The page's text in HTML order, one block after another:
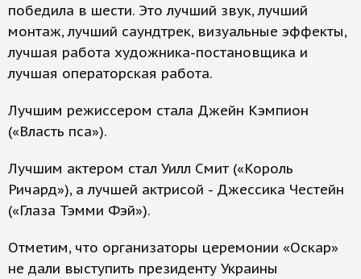
победила в шести. Это лучший звук, лучший
монтаж, лучший саундтрек, визуальные эффекты,
лучшая работа художника-постановщика и
лучшая операторская работа.
Лучшим режиссером стала Джейн Кэмпион
(«Власть пса»).
Лучшим актером стал Уилл Смит («Король
Ричард»), а лучшей актрисой - Джессика Честейн
(«Глаза Тэмми Фэй»).
Отметим, что организаторы церемонии «Оскар»
не дали выступить президенту Украины